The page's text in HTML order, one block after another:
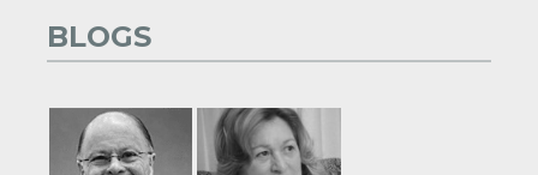
BLOGS